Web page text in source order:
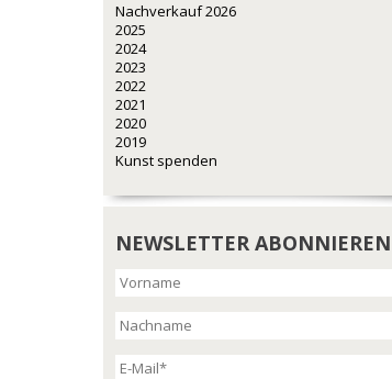
Nachverkauf 2026
2025
2024
2023
2022
2021
2020
2019
Kunst spenden
NEWSLETTER ABONNIEREN